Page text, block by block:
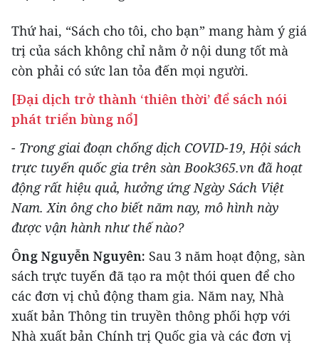
Thứ hai, “Sách cho tôi, cho bạn” mang hàm ý giá
trị của sách không chỉ nằm ở nội dung tốt mà
còn phải có sức lan tỏa đến mọi người.
[Đại dịch trở thành ‘thiên thời’ để sách nói
phát triển bùng nổ]
- Trong giai đoạn chống dịch COVID-19, Hội sách
trực tuyến quốc gia trên sàn Book365.vn đã hoạt
động rất hiệu quả, hưởng ứng Ngày Sách Việt
Nam. Xin ông cho biết năm nay, mô hình này
được vận hành như thế nào?
Ông Nguyễn Nguyên: Sau 3 năm hoạt động, sàn
sách trực tuyến đã tạo ra một thói quen để cho
các đơn vị chủ động tham gia. Năm nay, Nhà
xuất bản Thông tin truyền thông phối hợp với
Nhà xuất bản Chính trị Quốc gia và các đơn vị